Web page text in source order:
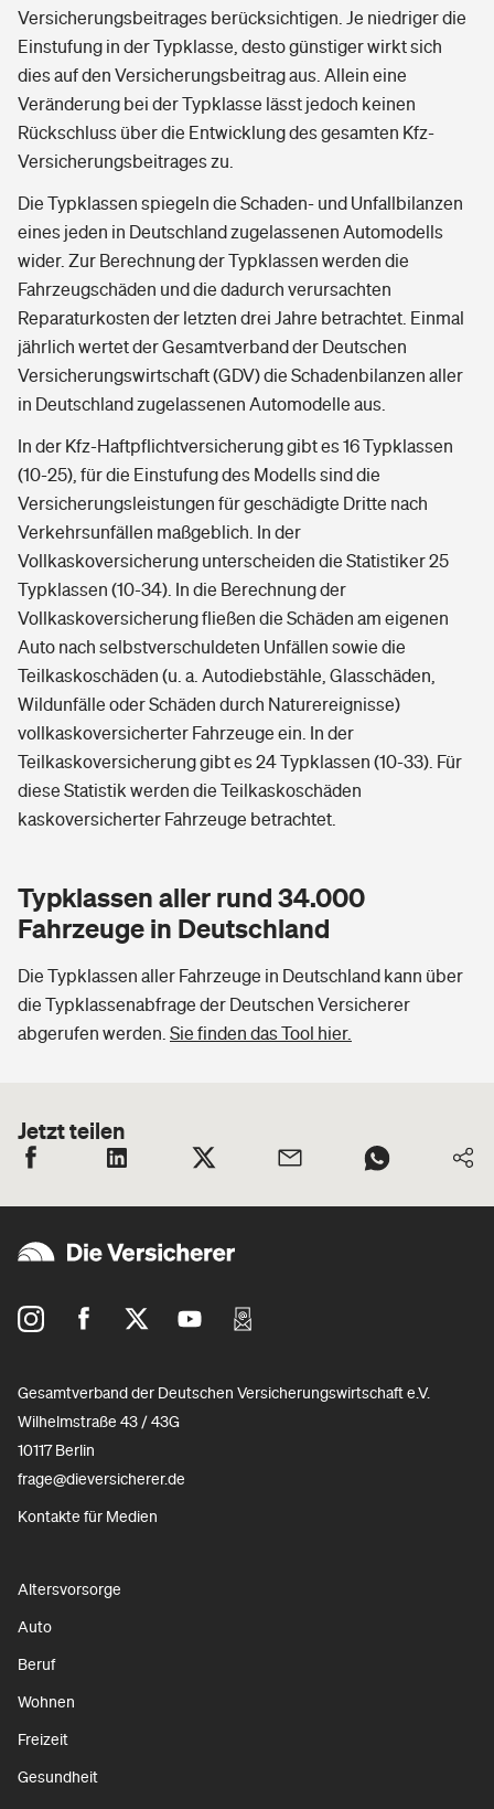
Versicherungsbeitrages berücksichtigen. Je niedriger die
Einstufung in der Typklasse, desto günstiger wirkt sich
dies auf den Versicherungsbeitrag aus. Allein eine
Veränderung bei der Typklasse lässt jedoch keinen
Rückschluss über die Entwicklung des gesamten Kfz-
Versicherungsbeitrages zu.
Die Typklassen spiegeln die Schaden- und Unfallbilanzen
eines jeden in Deutschland zugelassenen Automodells
wider. Zur Berechnung der Typklassen werden die
Fahrzeugschäden und die dadurch verursachten
Reparaturkosten der letzten drei Jahre betrachtet. Einmal
jährlich wertet der Gesamtverband der Deutschen
Versicherungswirtschaft (GDV) die Schadenbilanzen aller
in Deutschland zugelassenen Automodelle aus.
In der Kfz-Haftpflichtversicherung gibt es 16 Typklassen
(10-25), für die Einstufung des Modells sind die
Versicherungsleistungen für geschädigte Dritte nach
Verkehrsunfällen maßgeblich. In der
Vollkaskoversicherung unterscheiden die Statistiker 25
Typklassen (10-34). In die Berechnung der
Vollkaskoversicherung fließen die Schäden am eigenen
Auto nach selbstverschuldeten Unfällen sowie die
Teilkaskoschäden (u. a. Autodiebstähle, Glasschäden,
Wildunfälle oder Schäden durch Naturereignisse)
vollkaskoversicherter Fahrzeuge ein. In der
Teilkaskoversicherung gibt es 24 Typklassen (10-33). Für
diese Statistik werden die Teilkaskoschäden
kaskoversicherter Fahrzeuge betrachtet.
Typklassen aller rund 34.000
Fahrzeuge in Deutschland
Die Typklassen aller Fahrzeuge in Deutschland kann über
die Typklassenabfrage der Deutschen Versicherer
abgerufen werden. Sie finden das Tool hier.
Jetzt teilen
Gesamtverband der Deutschen Versicherungswirtschaft e.V.
Wilhelmstraße 43 / 43G
10117 Berlin
frage@dieversicherer.de
Kontakte für Medien
Altersvorsorge
Auto
Beruf
Wohnen
Freizeit
Gesundheit